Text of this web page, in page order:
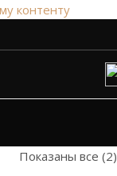
контенту
подбор
вариантов | В
Показаны все (2)